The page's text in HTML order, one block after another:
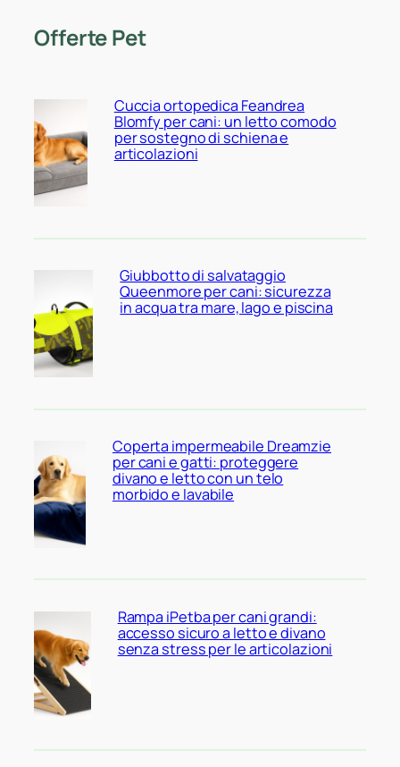
Offerte Pet
Cuccia ortopedica Feandrea
Blomfy per cani: un letto comodo
per sostegno di schiena e
articolazioni
Giubbotto di salvataggio
Queenmore per cani: sicurezza
in acqua tra mare, lago e piscina
Coperta impermeabile Dreamzie
per cani e gatti: proteggere
divano e letto con un telo
morbido e lavabile
Rampa iPetba per cani grandi:
accesso sicuro a letto e divano
senza stress per le articolazioni